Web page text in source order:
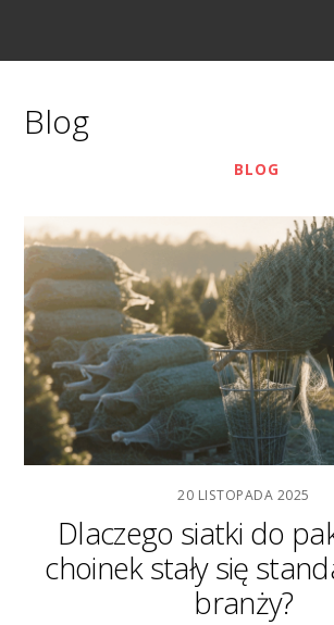
Blog
BLOG
20 LISTOPADA 2025
Dlaczego siatki do
choinek stały się
branży?